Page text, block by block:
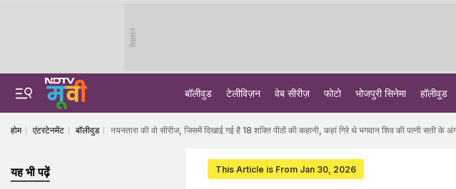
विज्ञापन
बॉलीवुड टेलीविज़न वेब सीरीज़ फोटो भोजपुरी सिनेमा हॉलीवुड
होम एंटरटेनमेंट बॉलीवुड नयनतारा की वो सीरीज, जिसमें दिखाई गई है 18 शक्ति पीठों की कहानी, कहां गिरे थे भगवान शिव की पत्नी सती के
This Article is From Jan 30, 2026
यह भी पढ़ें